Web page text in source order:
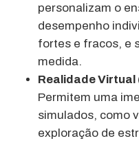
personalizam o
desempenho
fortes e fracos, e
medida.
Realidade Virtual
Permitem uma
simulados, como
exploração de